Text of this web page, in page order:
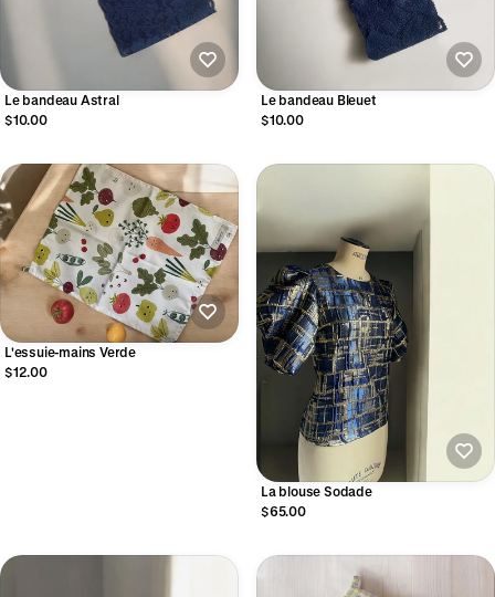
Le bandeau Astral
$10.00
Le bandeau Bleuet
$10.00
L'essuie-mains Verde
$12.00
La blouse Sodade
$65.00